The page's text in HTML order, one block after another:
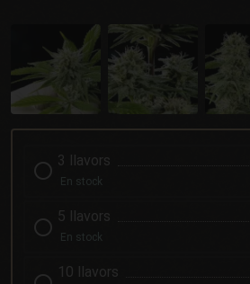
3 llavors
En stock
5 llavors
En stock
10 llavors